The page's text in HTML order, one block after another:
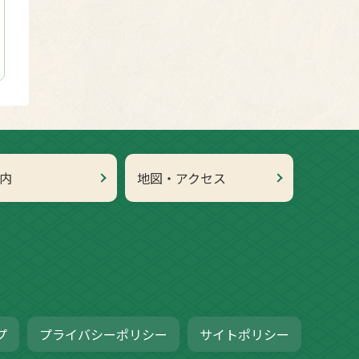
地図・アクセス
プライバシーポリシー サイトポリシー